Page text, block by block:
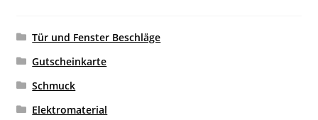
Tür und Fenster Beschläge
Gutscheinkarte
Schmuck
Elektromaterial